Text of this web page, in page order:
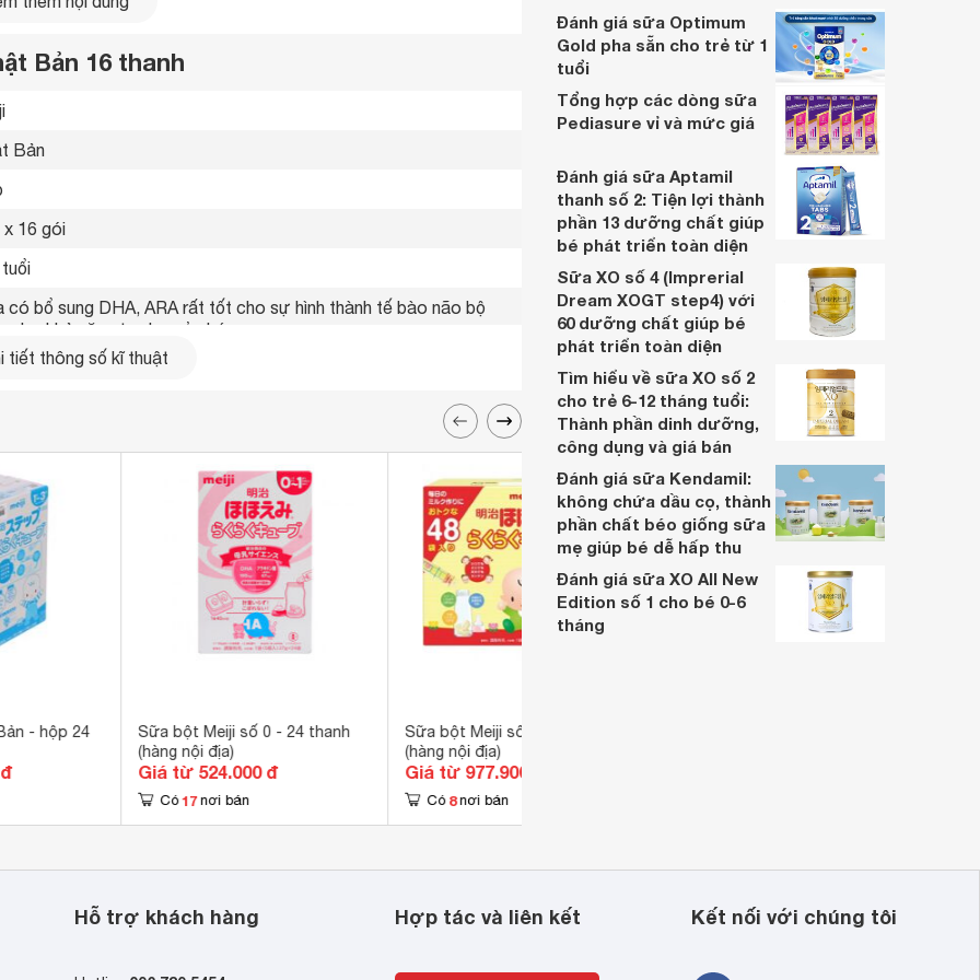
hãng
0 dạng thanh nhập khẩu chính hãng là hàng do các công ty
xuất riêng cho Việt Nam một loại sữa Meiji số 0 dạng thanh
khẩu luôn có lợi thế về giá thành mềm hơn một chút so với
do có tem chống giả của Bộ Công An cấp đồng thời có dán
Bản 16 thanh
Bản
x 16 gói
có bổ sung DHA, ARA rất tốt cho sự hình thành tế bào não bộ
như khả năng tư duy của bé.
cấp các loại khoáng chất và vitamin như Vitamin A,
sắt, canxi, magie…theo một tỷ lệ cân bằng, đảm bảo
cường các chất như Omega 3, Omega 6, Taurine, Choline giúp
trong khoảng thời gian ngắn. Các mẹ không cần phải đem theo
hộp sữa to và nặng nữa.
0 dạng thanh nhỏ gọn và được chia thành các túi nhỏ, tương ứng
bữa ăn của bé.
gồm 16 thanh. Mỗi thanh có 5 viên, mỗi viên pha tương đương
nước.
thoáng, tránh ánh sáng trực tiếp.
tiết thông số kĩ thuật
- hộp 24
Sữa bột Meiji số 0 - 24 thanh
(hàng nội địa)
Giá từ 524.000 đ
Có 17 nơi bán
Sữa bột Meiji số 0 - 48 thanh
(hàng nội địa)
Giá từ 977.900 đ
Có 8 nơi bán
chua, sữa chua trái cây, sữa công thức
Kidsmix phục vụ nhu cầu đa dạng của trẻ.
Đánh giá sữa Optimum
Gold pha sẵn cho trẻ từ 1
tuổi
Tổng hợp các dòng sữa
Pediasure vỉ và mức giá
Đánh giá sữa Aptamil
thanh số 2: Tiện lợi thành
phần 13 dưỡng chất giúp
bé phát triển toàn diện
Sữa XO số 4 (Imprerial
Dream XOGT step4) với
60 dưỡng chất giúp bé
phát triển toàn diện
Tìm hiểu về sữa XO số 2
cho trẻ 6-12 tháng tuổi:
Thành phần dinh dưỡng,
công dụng và giá bán
Đánh giá sữa Kendamil:
không chứa dầu cọ, thành
phần chất béo giống sữa
mẹ giúp bé dễ hấp thu
Đánh giá sữa XO All New
Edition số 1 cho bé 0-6
tháng
Hỗ trợ khách hàng Hợp tác và liên kết Kết nối với chúng tôi